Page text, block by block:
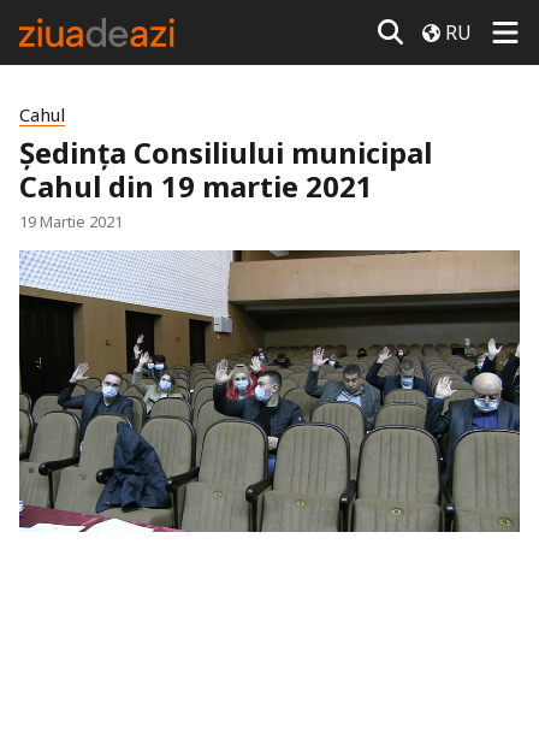
RU
Cahul
Ședința Consiliului municipal
Cahul din 19 martie 2021
19 Martie 2021